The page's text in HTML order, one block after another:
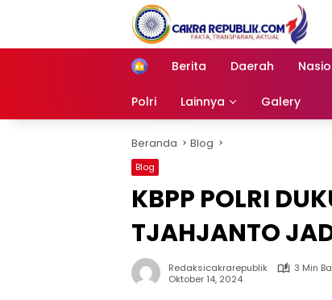
Berita Daerah
Polri Lainnya Galery
Beranda Blog
Blog
KBPP POLRI
TJAHJANTO
Redaksicakrarepublik
3 Min
Oktober 14, 2024